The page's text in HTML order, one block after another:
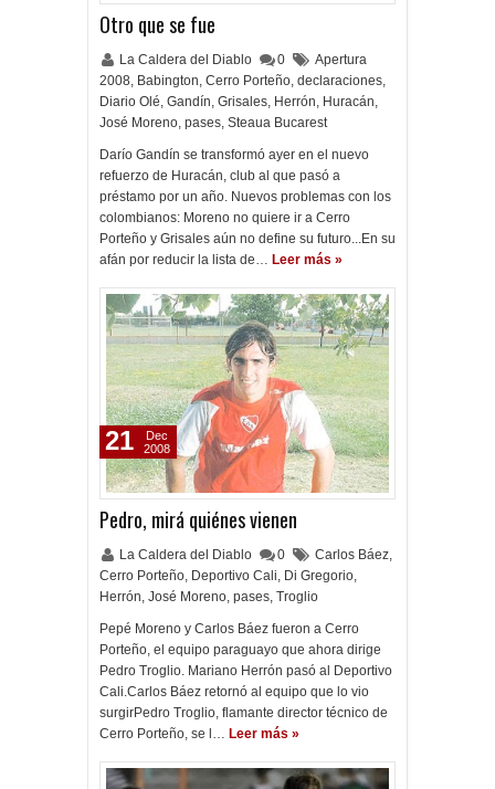
Otro que se fue
La Caldera del Diablo 0
Apertura
2008, Babington, Cerro Porteño, declaraciones,
Diario Olé, Gandín, Grisales, Herrón, Huracán,
José Moreno, pases, Steaua Bucarest
Darío Gandín se transformó ayer en el nuevo
refuerzo de Huracán, club al que pasó a
préstamo por un año. Nuevos problemas con los
colombianos: Moreno no quiere ir a Cerro
Porteño y Grisales aún no define su futuro...En su
afán por reducir la lista de… Leer más »
Pedro, mirá quiénes vienen
La Caldera del Diablo 0 Carlos Báez,
Cerro Porteño, Deportivo Cali, Di Gregorio,
Herrón, José Moreno, pases, Troglio
Pepé Moreno y Carlos Báez fueron a Cerro
Porteño, el equipo paraguayo que ahora dirige
Pedro Troglio. Mariano Herrón pasó al Deportivo
Cali.Carlos Báez retornó al equipo que lo vio
surgirPedro Troglio, flamante director técnico de
Cerro Porteño, se l… Leer más »
21
Dec
2008